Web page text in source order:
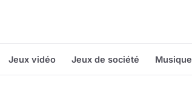
Jeux vidéo Jeux de société Musique